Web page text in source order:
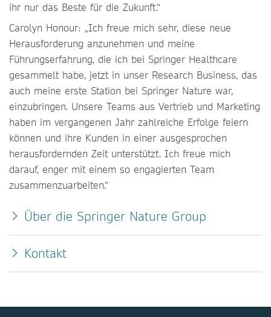
ihr nur das Beste für die Zukunft.“
Carolyn Honour: „Ich freue mich sehr, diese neue
Herausforderung anzunehmen und meine
Führungserfahrung, die ich bei Springer Healthcare
gesammelt habe, jetzt in unser Research Business, das
auch meine erste Station bei Springer Nature war,
einzubringen. Unsere Teams aus Vertrieb und Marketing
haben im vergangenen Jahr zahlreiche Erfolge feiern
können und ihre Kunden in einer ausgesprochen
herausfordernden Zeit unterstützt. Ich freue mich
darauf, enger mit einem so engagierten Team
zusammenzuarbeiten.“
Über die Springer Nature Group
Kontakt